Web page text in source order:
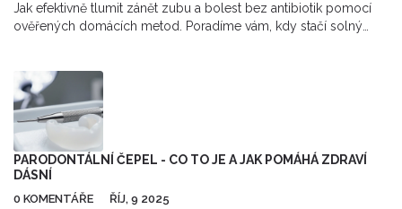
Jak efektivně tlumit zánět zubu a bolest bez antibiotik pomocí
ověřených domácích metod. Poradíme vám, kdy stačí solný
PARODONTÁLNÍ ČEPEL - CO TO JE A JAK POMÁHÁ ZDRAVÍ
DÁSNÍ
0 KOMENTÁŘE ŘÍJ, 9 2025